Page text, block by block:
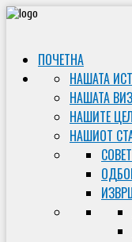
ПОЧЕТНА
НАШАТА
НАШАТА
НАШИТЕ
НАШИОТ